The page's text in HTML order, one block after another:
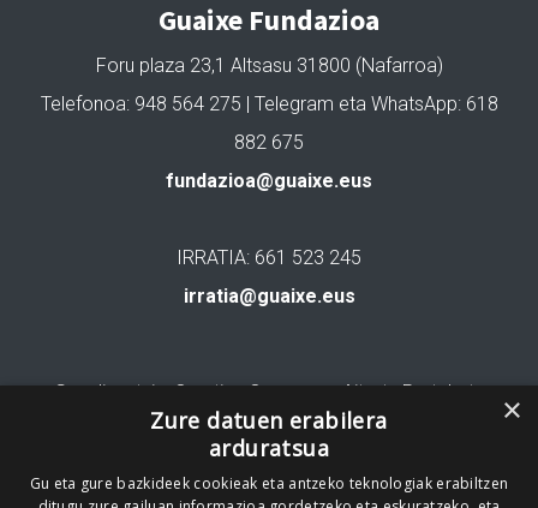
Guaixe Fundazioa
Foru plaza 23,1 Altsasu 31800 (Nafarroa)
Telefonoa: 948 564 275 | Telegram eta WhatsApp: 618
882 675
fundazioa@guaixe.eus
IRRATIA: 661 523 245
irratia@guaixe.eus
Gure lizentzia: Creative Commons Aitortu Partekatu
Codesyntaxek garatua
×
Zure datuen erabilera
arduratsua
Gu eta gure bazkideek cookieak eta antzeko teknologiak erabiltzen